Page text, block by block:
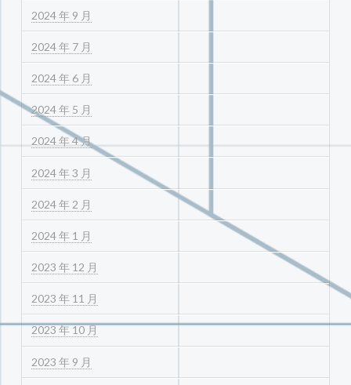
2024 年 9 月
2024 年 7 月
2024 年 6 月
2024 年 5 月
2024 年 4 月
2024 年 3 月
2024 年 2 月
2024 年 1 月
2023 年 12 月
2023 年 11 月
2023 年 10 月
2023 年 9 月